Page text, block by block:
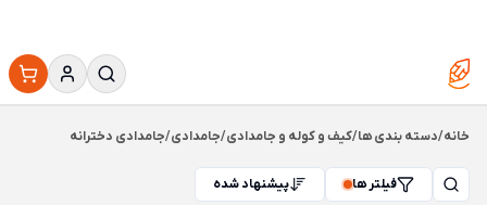
خانه/دسته بندی ها/کیف و کوله و جامدادی/جامدادی/جامدادی دخترانه
فیلتر ها پیشنهاد شده